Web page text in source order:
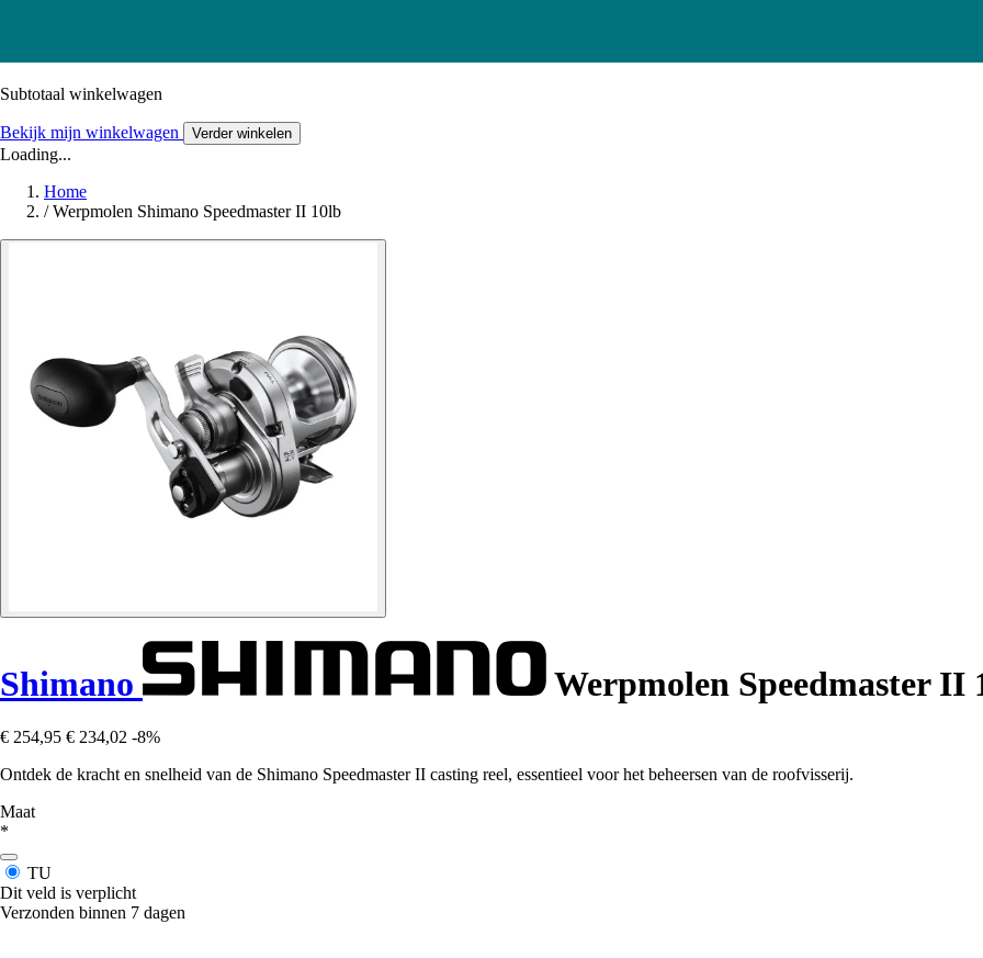
Subtotaal winkelwagen
Bekijk mijn winkelwagen Verder winkelen
Loading...
Home
/ Werpmolen Shimano Speedmaster II 10lb
Shimano Werpmolen Speedmaster II
€ 254,95 € 234,02 -8%
Ontdek de kracht en snelheid van de Shimano Speedmaster II casting reel, essentieel voor het beheersen van de roofvisserij.
Maat
*
TU
Dit veld is verplicht
Verzonden binnen 7 dagen